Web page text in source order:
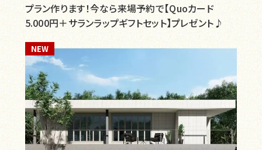
プラン作ります！今なら来場予約で【Quoカード
5.000円＋サランラップギフトセット】プレゼント♪
NEW